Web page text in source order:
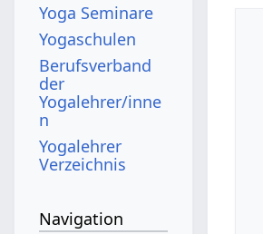
Yoga Seminare
Yogaschulen
Berufsverband
der
Yogalehrer/inne
n
Yogalehrer
Verzeichnis
Navigation